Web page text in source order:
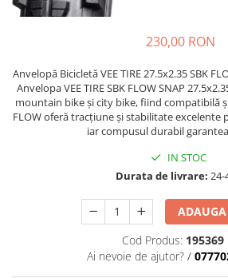
Cricuri trotineta
Cauciucuri
https://www.doctortrotineta.ro/
de-aer
https://www.doctortrotineta.ro/
https://www.doctortrotineta.ro/
cauciucuri-bicicleta
Cauciuc tubeless cu GEL antipană
230,00 RON
Anvelopă Bicicletă VEE TIRE 27.5x2.35 SBK
Anvelopa VEE TIRE SBK FLOW SNAP
mountain bike și city bike, fiind compatibilă
FLOW oferă tracțiune și stabilitate excelente
iar compusul durabil
IN STOC
Durata de livrare: 24-
Cod Produs: 195369
Ai nevoie de ajutor? /